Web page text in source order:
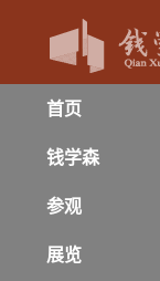
首页
钱学森
参观
展览